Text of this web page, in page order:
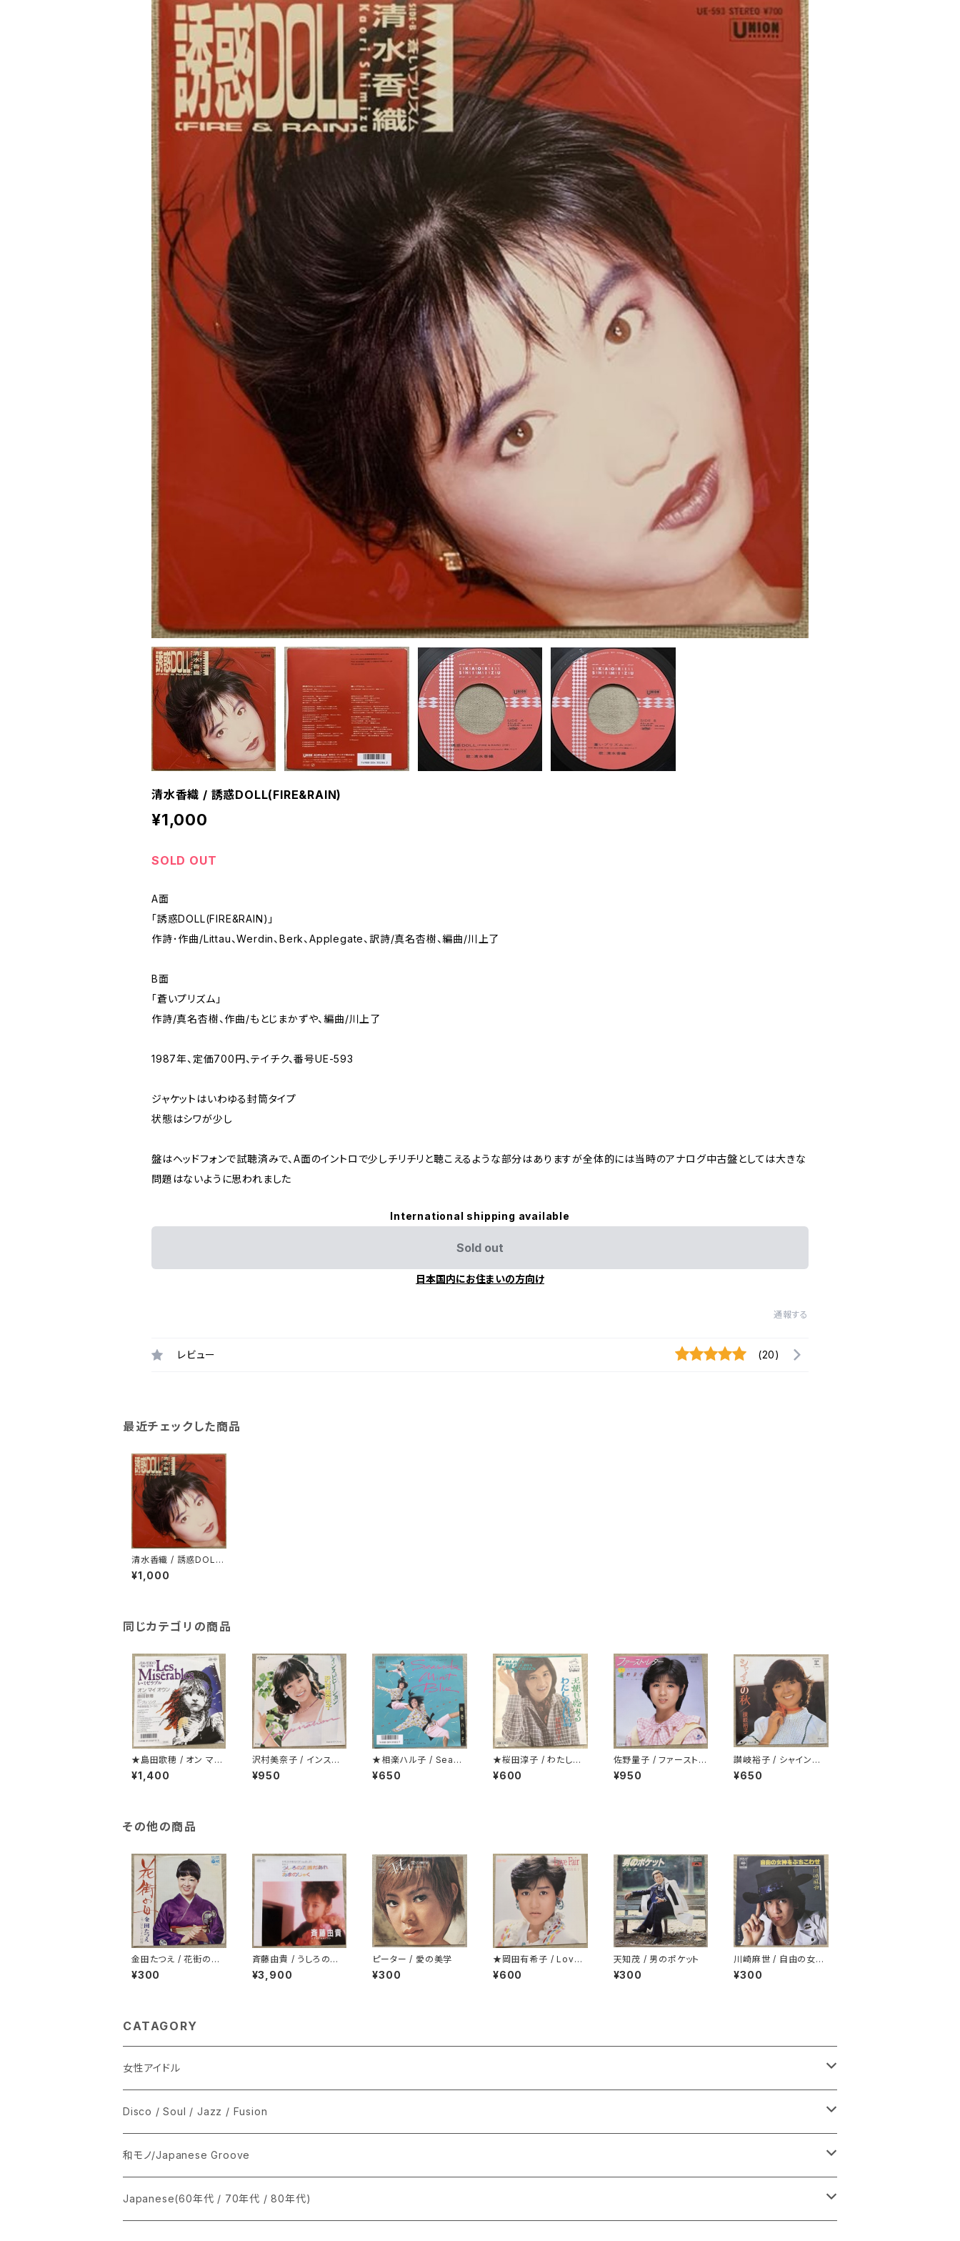
清水香織 / 誘惑DOLL(FIRE&RAIN)
¥1,000
SOLD OUT
A面
「誘惑DOLL(FIRE&RAIN)」
作詩･作曲/Littau、Werdin、Berk、Applegate、訳詩/真名杏樹、編曲/川上了
B面
「蒼いプリズム」
作詩/真名杏樹、作曲/もとじまかずや、編曲/川上了
1987年、定価700円、テイチク、番号UE-593
ジャケットはいわゆる封筒タイプ
状態はシワが少し
盤はヘッドフォンで試聴済みで、A面のイントロで少しチリチリと聴こえるような部分はありますが全体的には当時のアナログ中古盤としては大きな
問題はないように思われました
International shipping available
Sold out
日本国内にお住まいの方向け
通報する
レビュー (20)
最近チェックした商品
清水香織 / 誘惑DOLL
(FIRE&RAIN)
¥1,000
同じカテゴリの商品
★島田歌穂 / オン マイ
オウン
¥1,400
沢村美奈子 / インスピ
レーション
¥950
★相楽ハル子 / Seasi
de Mint Blue
¥650
★桜田淳子 / わたしの
青い鳥 カップリング盤
¥600
佐野量子 / ファースト・
レター
¥950
讃岐裕子 / シャインの
秋
¥650
その他の商品
金田たつえ / 花街の母
着物ジャケ
¥300
斉藤由貴 / うしろの正
面だあれ
¥3,900
ピーター / 愛の美学
¥300
★岡田有希子 / Love
Fair
¥600
天知茂 / 男のポケット
¥300
川崎麻世 / 自由の女神
をぶちこわせ
¥300
CATAGORY
女性アイドル
シングル盤
あ行
か行
LP
CD
Disco / Soul / Jazz / Fusion
シングル盤
A
12インチ・シングル
和モノ/Japanese Groove
シングル盤
Japanese(60年代 / 70年代 / 80年代)